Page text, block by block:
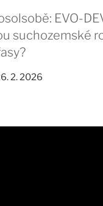
EVO-
suchozemské
2. 2026